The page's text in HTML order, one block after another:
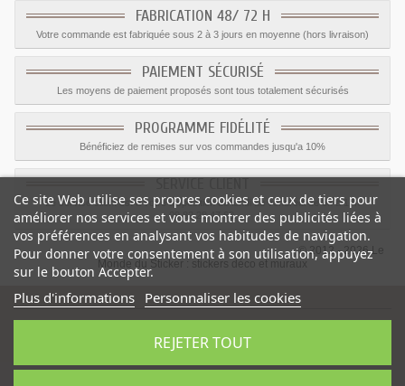
FABRICATION 48/ 72 H
Votre commande est fabriquée sous 2 à 3 jours en moyenne (hors livraison)
PAIEMENT SÉCURISÉ
Les moyens de paiement proposés sont tous totalement sécurisés
PROGRAMME FIDÉLITÉ
Bénéficiez de remises sur vos commandes jusqu'a 10%
Le service client est a votre disposition du lundi au vendredi de 8h à 17h
09.82.28.47.69.
© 2012 - 2026 Le
Monde du Sticker :
stickers déco et muraux
Catégorie:Stickers Animaux mer
Ce site Web utilise ses propres cookies et ceux de tiers pour
améliorer nos services et vous montrer des publicités liées à
vos préférences en analysant vos habitudes de navigation.
Pour donner votre consentement à son utilisation, appuyez
sur le bouton Accepter.
Plus d'informations Personnaliser les cookies
REJETER TOUT